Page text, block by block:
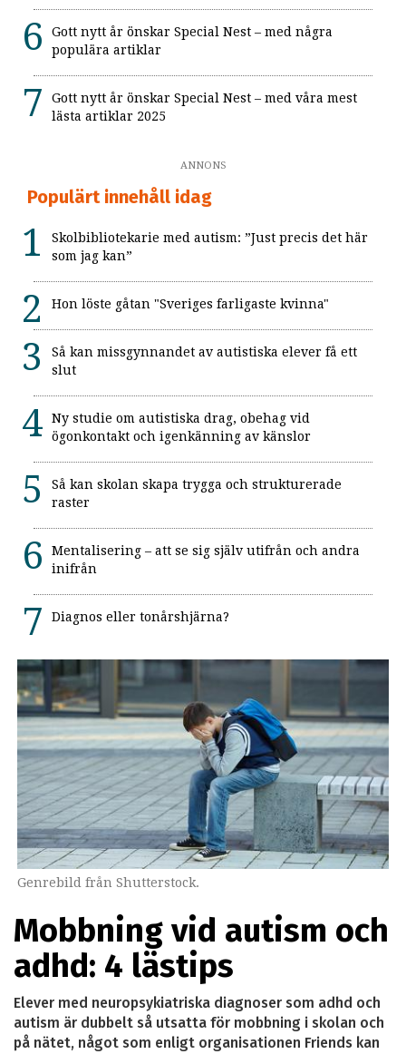
Gott nytt år önskar Special Nest – med några
populära artiklar
Gott nytt år önskar Special Nest – med våra mest
lästa artiklar 2025
ANNONS
Populärt innehåll idag
Skolbibliotekarie med autism: ”Just precis det här
som jag kan”
Hon löste gåtan "Sveriges farligaste kvinna"
Så kan missgynnandet av autistiska elever få ett
slut
Ny studie om autistiska drag, obehag vid
ögonkontakt och igenkänning av känslor
Så kan skolan skapa trygga och strukturerade
raster
Mentalisering – att se sig själv utifrån och andra
inifrån
Diagnos eller tonårshjärna?
Genrebild från Shutterstock.
Mobbning vid autism och
adhd: 4 lästips
Elever med neuropsykiatriska diagnoser som adhd och
autism är dubbelt så utsatta för mobbning i skolan och
på nätet, något som enligt organisationen Friends kan